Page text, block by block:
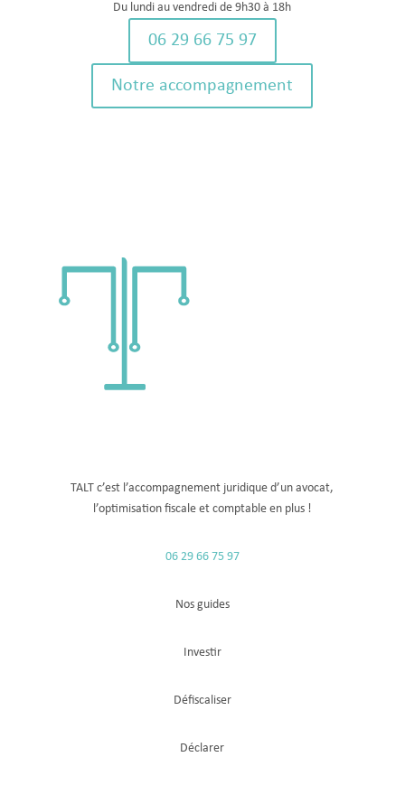
Du lundi au vendredi de 9h30 à 18h
06 29 66 75 97
Notre accompagnement
TALT c’est l’accompagnement juridique d’un avocat,
l’optimisation fiscaleet comptable en plus !
06 29 66 75 97
Nos guides
Investir
Défiscaliser
Déclarer